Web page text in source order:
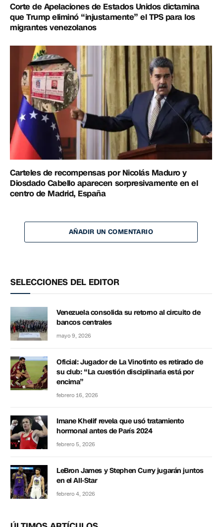
Corte de Apelaciones de Estados Unidos dictamina
que Trump eliminó “injustamente” el TPS para los
migrantes venezolanos
Carteles de recompensas por Nicolás Maduro y
Diosdado Cabello aparecen sorpresivamente en el
centro de Madrid, España
AÑADIR UN COMENTARIO
SELECCIONES DEL EDITOR
Venezuela consolida su retorno al circuito de
bancos centrales
mayo 9, 2026
Oficial: Jugador de La Vinotinto es retirado de
su club: “La cuestión disciplinaria está por
encima”
febrero 16, 2026
Imane Khelif revela que usó tratamiento
hormonal antes de París 2024
febrero 5, 2026
LeBron James y Stephen Curry jugarán juntos
en el All-Star
febrero 4, 2026